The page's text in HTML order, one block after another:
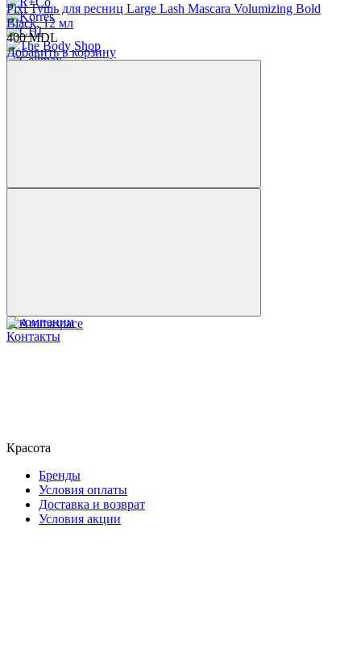
О компании
Контакты
Pixi Тушь для ресниц Large Lash Mascara Volumizing Bold
Black, 12 мл
400 MDL
Добавить в корзину
Красота
Бренды
Условия оплаты
Доставка и возврат
Условия акции